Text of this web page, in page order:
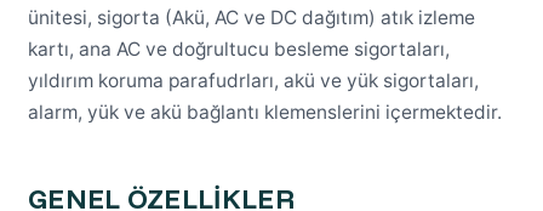
ünitesi, sigorta (Akü, AC ve DC dağıtım) atık izleme
kartı, ana AC ve doğrultucu besleme sigortaları,
yıldırım koruma parafudrları, akü ve yük sigortaları,
alarm, yük ve akü bağlantı klemenslerini içermektedir.
GENEL ÖZELLİKLER